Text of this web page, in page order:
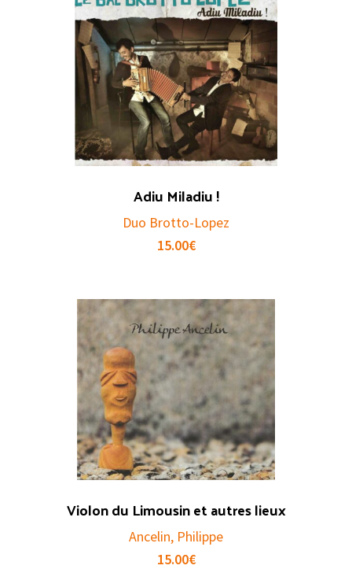
Adiu Miladiu !
Duo Brotto-Lopez
15.00€
Violon du Limousin et autres lieux
Ancelin, Philippe
15.00€